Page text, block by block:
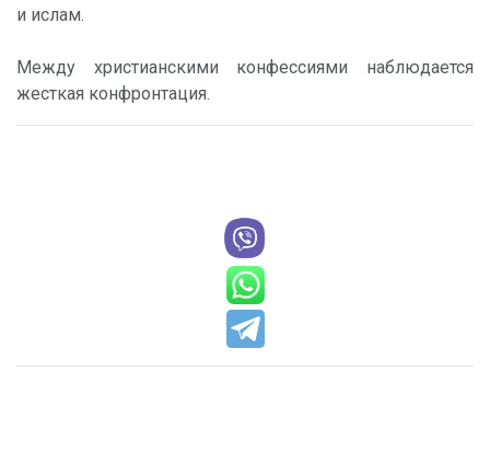
и ислам.
Между христианскими конфессиями наблюдается
жесткая конфронтация.